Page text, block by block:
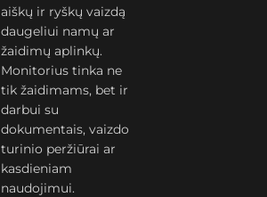
aiškų ir ryškų vaizdą
daugeliui namų ar
žaidimų aplinkų.
Monitorius tinka ne
tik žaidimams, bet ir
darbui su
dokumentais, vaizdo
turinio peržiūrai ar
kasdieniam
naudojimui.